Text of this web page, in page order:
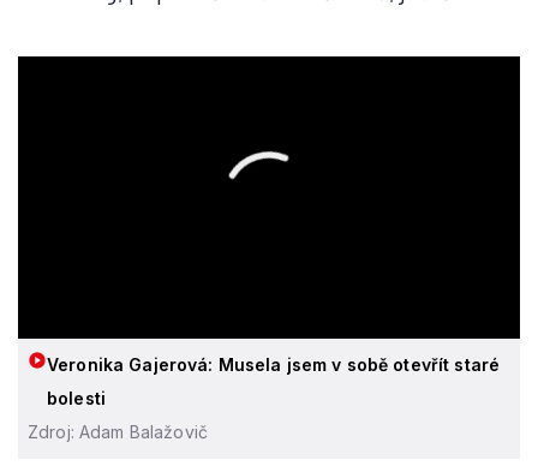
Veronika Gajerová: Musela jsem v sobě otevřít staré
bolesti
Zdroj: Adam Balažovič